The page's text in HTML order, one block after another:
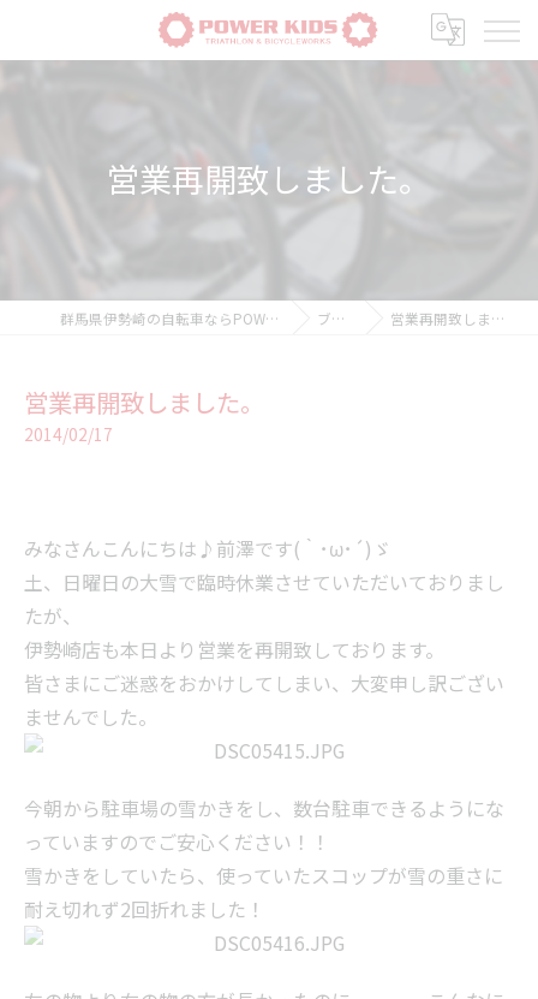
営業再開致しました。
群馬県伊勢崎の自転車ならPOWER-KIDS ブログ 営業再開致しました。
営業再開致しました。
2014/02/17
みなさんこんにちは♪前澤です(｀･ω･´)ゞ
土、日曜日の大雪で臨時休業させていただいておりまし
たが、
伊勢崎店も本日より営業を再開致しております。
皆さまにご迷惑をおかけしてしまい、大変申し訳ござい
ませんでした。
今朝から駐車場の雪かきをし、数台駐車できるようにな
っていますのでご安心ください！！
雪かきをしていたら、使っていたスコップが雪の重さに
耐え切れず2回折れました！